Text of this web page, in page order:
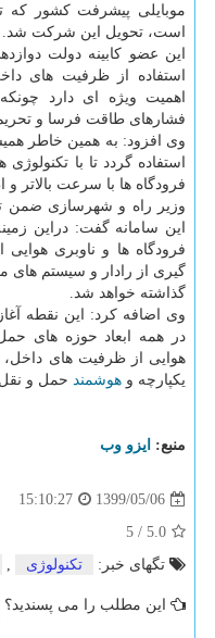
موبایلی پیشرفت کشور
است، تحویل این شرکت شد.
این عضو کابینه دولت
استفاده از ظرفیت های
اهمیت ویژه ای دارد
فشارهای طاقت فرسا و تحریم
وی افزود: به همین خاطر
استفاده گردد تا با
فرودگاه ها با سرعت بالاتر
وزیر راه و شهرسازی ضمن
این سامانه گفت: دراین
فرودگاه ها و ناوبری هوایی
گیری از رادار و سیستم های
گذاشته خواهد شد.
وی اضافه کرد: این نقطه
در همه ابعاد حوزه های
هوایی از ظرفیت های
یکپارچه و هوشمند حمل و
منبع: ایزو وب
1399/05/06
15:10:27
5.0
/
5
تگهای خبر:
تكنولوژی ,
این مطلب را می پسندید؟